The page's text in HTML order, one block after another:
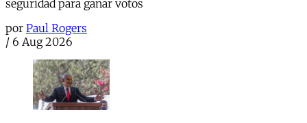
seguridad para ganar votos
por Paul Rogers
/ 6 Aug 2026